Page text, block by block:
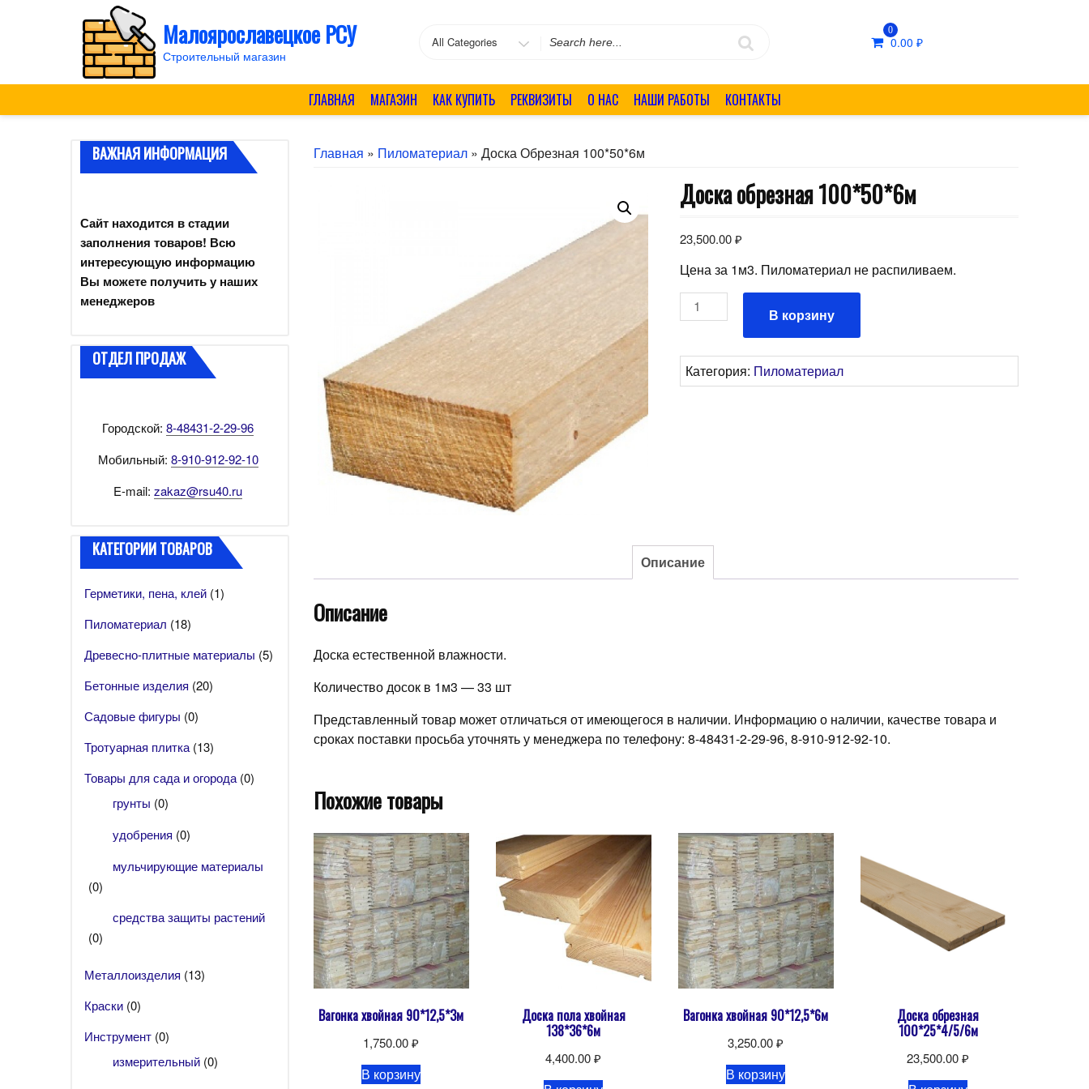
Малоярославецкое РСУ
Строительный магазин
Search
0
0.00₽
ГЛАВНАЯ МАГАЗИН КАК КУПИТЬ РЕКВИЗИТЫ О НАС НАШИ РАБОТЫ КОНТАКТЫ
ВАЖНАЯ ИНФОРМАЦИЯ
Сайт находится в стадии
заполнения товаров! Всю
интересующую информацию
Вы можете получить у наших
менеджеров
ОТДЕЛ ПРОДАЖ
Городской: 8-48431-2-29-96
Мобильный: 8-910-912-92-10
E-mail: zakaz@rsu40.ru
КАТЕГОРИИ ТОВАРОВ
Герметики, пена, клей (1)
Пиломатериал (18)
Древесно-плитные материалы (5)
Бетонные изделия (20)
Садовые фигуры (0)
Тротуарная плитка (13)
Товары для сада и огорода (0)
грунты (0)
удобрения (0)
мульчирующие материалы
(0)
средства защиты растений
(0)
Металлоизделия (13)
Краски (0)
Инструмент (0)
измерительный (0)
Главная » Пиломатериал » Доска Обрезная 100*50*6м
Доска обрезная 100*50*6м
23,500.00₽
Цена за 1м3. Пиломатериал не распиливаем.
Количество
товара
обрезная
100*50*6м
В корзину
Категория: Пиломатериал
Описание
Описание
Доска естественной влажности.
Количество досок в 1м3 — 33 шт
Представленный товар может отличаться от имеющегося в наличии. Информацию о наличии, качестве товара и
сроках поставки просьба уточнять у менеджера по телефону: 8-48431-2-29-96, 8-910-912-92-10.
Похожие товары
Вагонка хвойная 90*12,5*3м
1,750.00₽
В корзину
Доска пола хвойная
138*36*6м
4,400.00₽
Вагонка хвойная 90*12,5*6м
3,250.00₽
В корзину
Доска обрезная
100*25*4/5/6м
23,500.00₽